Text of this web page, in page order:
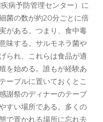
病予防管理センター）に
菌の数が約20分ごとに倍
がある。つまり、食中毒
味する。サルモネラ菌や
られ、これらは食品が適
を始める。誰もが経験あ
ーブルに置いておくとこ
謝祭のディナーのテーブ
すい場所である。多くの
で置かれる場所に忘れ去